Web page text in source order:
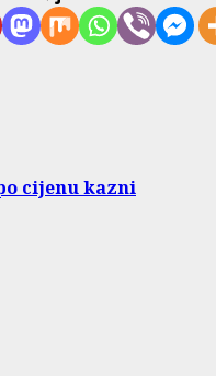
cijenu kazni